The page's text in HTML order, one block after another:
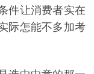
件让消费者实在
际怎能不多加考